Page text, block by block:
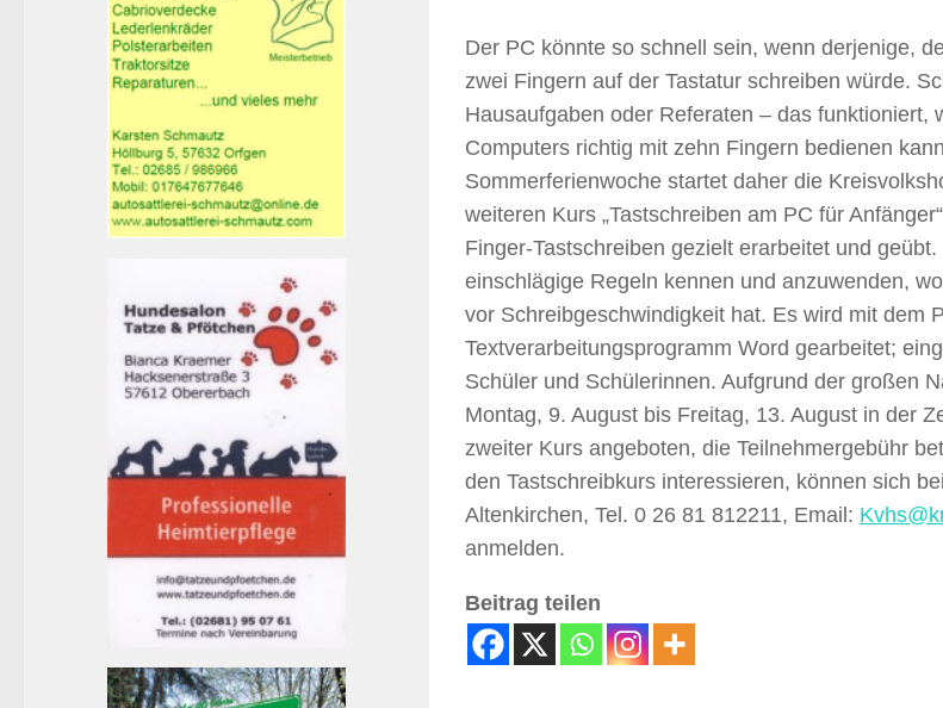
Der PC könnte so schnell sein, wenn derjenige,
zwei Fingern auf der Tastatur schreiben würde.
Hausaufgaben oder Referaten – das funktioniert,
Computers richtig mit zehn Fingern bedienen
Sommerferienwoche startet daher die
weiteren Kurs „Tastschreiben am PC für
Finger-Tastschreiben gezielt erarbeitet und
einschlägige Regeln kennen und anzuwenden,
vor Schreibgeschwindigkeit hat. Es wird mit dem
Textverarbeitungsprogramm Word gearbeitet;
Schüler und Schülerinnen. Aufgrund der großen
Montag, 9. August bis Freitag, 13. August in der
zweiter Kurs angeboten, die Teilnehmergebühr
den Tastschreibkurs interessieren, können sich
Altenkirchen, Tel. 0 26 81 812211, Email:
anmelden.
Beitrag teilen